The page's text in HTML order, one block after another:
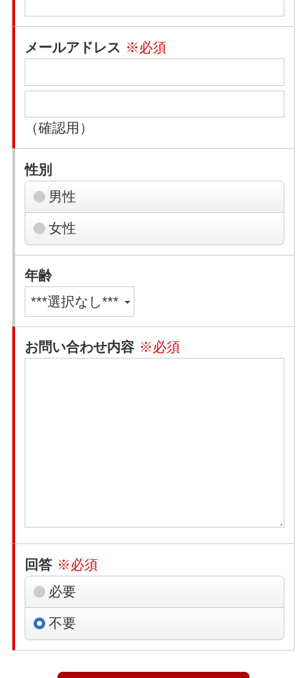
メールアドレス ※必須
（確認用）
性別
男性
女性
年齢
お問い合わせ内容 ※必須
回答 ※必須
必要
不要